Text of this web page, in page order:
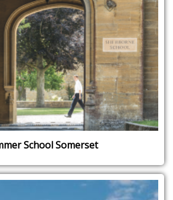
School Somerset